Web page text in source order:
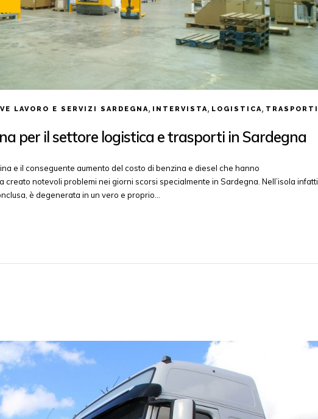
LAVORO E SERVIZI SARDEGNA, INTERVISTA, LOGISTICA, TRASPORTI
per il settore logistica e trasporti in Sardegna
e il conseguente aumento del costo di benzina e diesel che hanno
notevoli problemi nei giorni scorsi specialmente in Sardegna. Nell’isola infatti
è degenerata in un vero e proprio…